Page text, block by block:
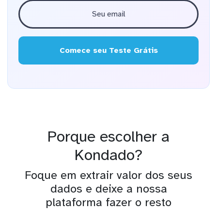
Comece seu Teste Grátis
Porque escolher a
Kondado?
Foque em extrair valor dos seus
dados e deixe a nossa
plataforma fazer o resto